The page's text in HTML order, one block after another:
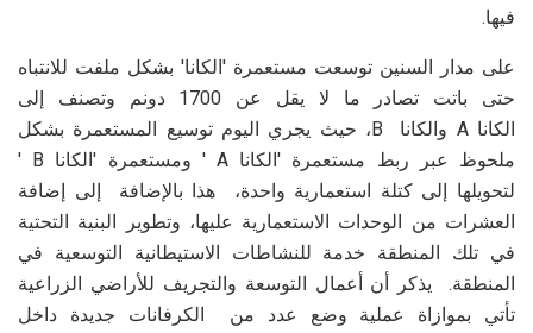
فيها.
على مدار السنين توسعت مستعمرة 'الكانا' بشكل ملفت للانتباه
حتى باتت تصادر ما لا يقل عن 1700 دونم وتصنف إلى
الكاناA والكانا B ، حيث يجري اليوم توسيع المستعمرة بشكل
ملحوظ عبر ربط مستعمرة 'الكانا A' ومستعمرة 'الكانا B
'
لتحويلها إلى كتلة استعمارية واحدة، هذا بالإضافة إلى إضافة
العشرات من الوحدات الاستعمارية عليها، وتطوير البنية التحتية
في تلك المنطقة خدمة للنشاطات الاستيطانية التوسعية في
المنطقة. يذكر أن أعمال التوسعة والتجريف للأراضي الزراعية
تأتي بموازاة عملية وضع عدد من الكرفانات جديدة داخل